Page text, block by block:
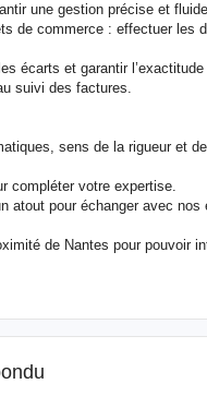
une gestion précise et
de commerce : effectuer les
écarts et garantir
suivi des factures.
sens de la rigueur et
compléter votre expertise.
atout pour échanger avec nos
de Nantes pour pouvoir